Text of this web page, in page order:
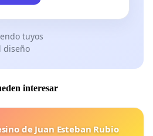
tuyos
diseño
interesar
de Juan Esteban Rubio